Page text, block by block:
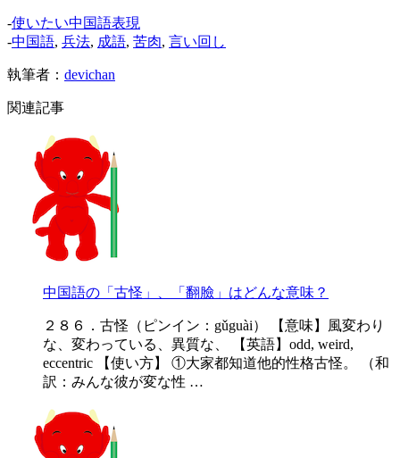
-使いたい中国語表現
-中国語, 兵法, 成語, 苦肉, 言い回し
執筆者： devichan
関連記事
中国語の「古怪」、「翻臉」はどんな意味？
２８６．古怪（ピンイン：gǔguài） 【意味】風変わり
な、変わっている、異質な、 【英語】odd, weird,
eccentric 【使い方】 ①大家都知道他的性格古怪。 （和
訳：みんな彼が変な性 …